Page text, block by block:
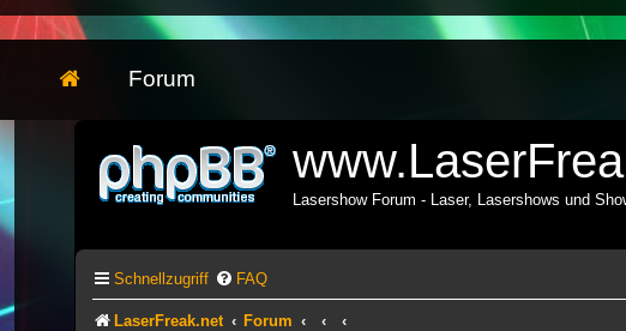
Forum
Lasershow Forum - Laser, Lasershows und
Schnellzugriff FAQ
LaserFreak.net Forum